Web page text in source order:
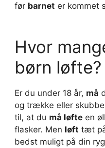
før barnet er kommet
Hvor
børn løfte?
Er du under 18 år, må
og trække eller
til, at du må løfte en
flasker. Men løft tæt
bedst muligt på din